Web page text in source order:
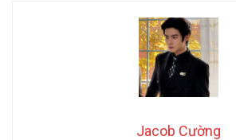
Jacob Cường